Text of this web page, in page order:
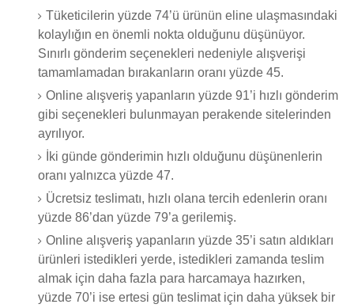
Tüketicilerin yüzde 74’ü ürünün eline ulaşmasındaki
kolaylığın en önemli nokta olduğunu düşünüyor.
Sınırlı gönderim seçenekleri nedeniyle alışverişi
tamamlamadan bırakanların oranı yüzde 45.
Online alışveriş yapanların yüzde 91’i hızlı gönderim
gibi seçenekleri bulunmayan perakende sitelerinden
ayrılıyor.
İki günde gönderimin hızlı olduğunu düşünenlerin
oranı yalnızca yüzde 47.
Ücretsiz teslimatı, hızlı olana tercih edenlerin oranı
yüzde 86’dan yüzde 79’a gerilemiş.
Online alışveriş yapanların yüzde 35’i satın aldıkları
ürünleri istedikleri yerde, istedikleri zamanda teslim
almak için daha fazla para harcamaya hazırken,
yüzde 70’i ise ertesi gün teslimat için daha yüksek bir